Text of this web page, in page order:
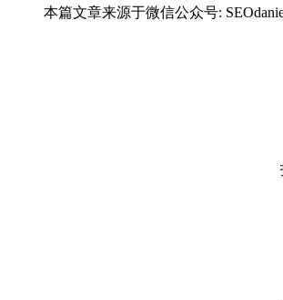
本篇文章来源于微信公众号: